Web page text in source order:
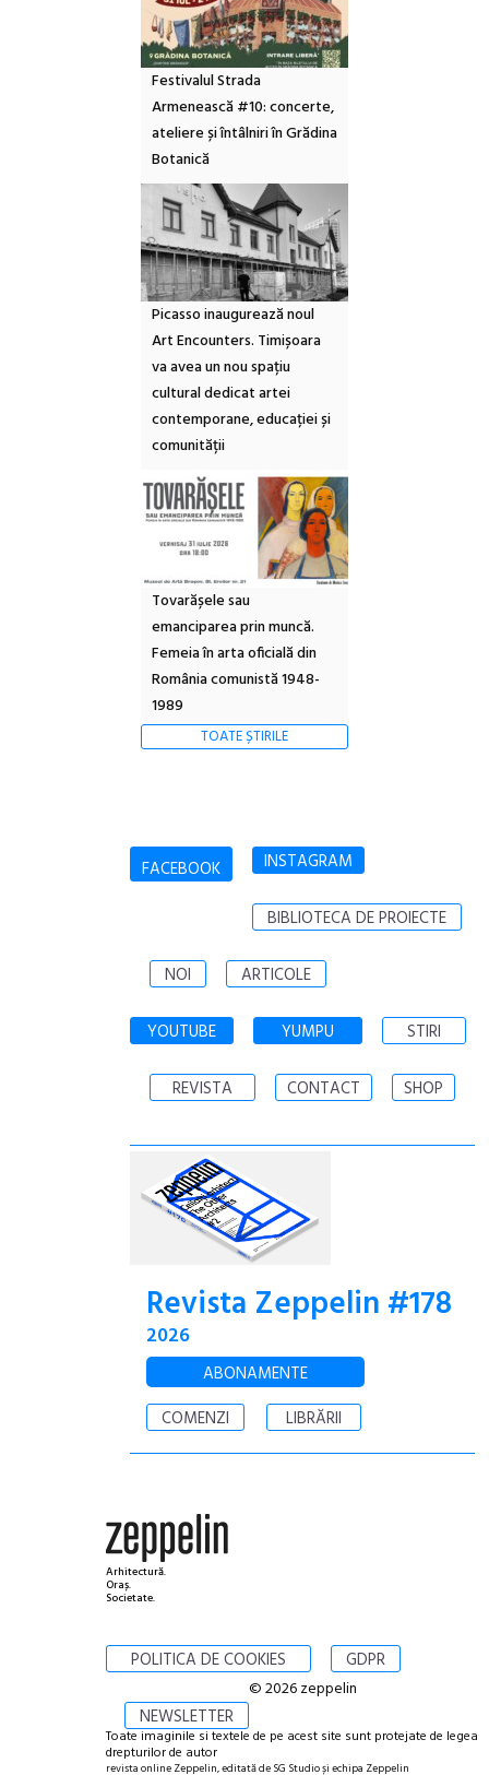
Festivalul Strada
Armenească #10: concerte,
ateliere și întâlniri în Grădina
Botanică
Picasso inaugurează noul
Art Encounters. Timișoara
va avea un nou spațiu
cultural dedicat artei
contemporane, educației și
comunității
Tovarășele sau
emanciparea prin muncă.
Femeia în arta oficială din
România comunistă 1948-
1989
TOATE ȘTIRILE
FACEBOOK INSTAGRAM
BIBLIOTECA DE PROIECTE
NOI ARTICOLE
YOUTUBE YUMPU STIRI
REVISTA CONTACT SHOP
Revista Zeppelin #178
2026
ABONAMENTE
COMENZI
LIBRĂRII
Arhitectură.
Oraș.
Societate.
POLITICA DE COOKIES GDPR
NEWSLETTER
© 2026 zeppelin
Toate imaginile si textele de pe acest site sunt protejate de legea
drepturilor de autor
revista online Zeppelin, editată de SG Studio și echipa Zeppelin